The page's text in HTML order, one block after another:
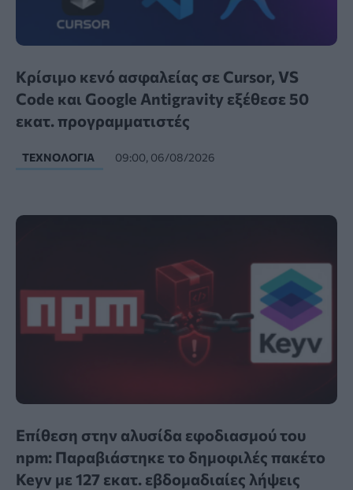
Κρίσιμο κενό ασφαλείας σε Cursor, VS
Code και Google Antigravity εξέθεσε 50
εκατ. προγραμματιστές
ΤΕΧΝΟΛΟΓΊΑ 09:00, 06/08/2026
Επίθεση στην αλυσίδα εφοδιασμού του
npm: Παραβιάστηκε το δημοφιλές πακέτο
Keyv με 127 εκατ. εβδομαδιαίες λήψεις